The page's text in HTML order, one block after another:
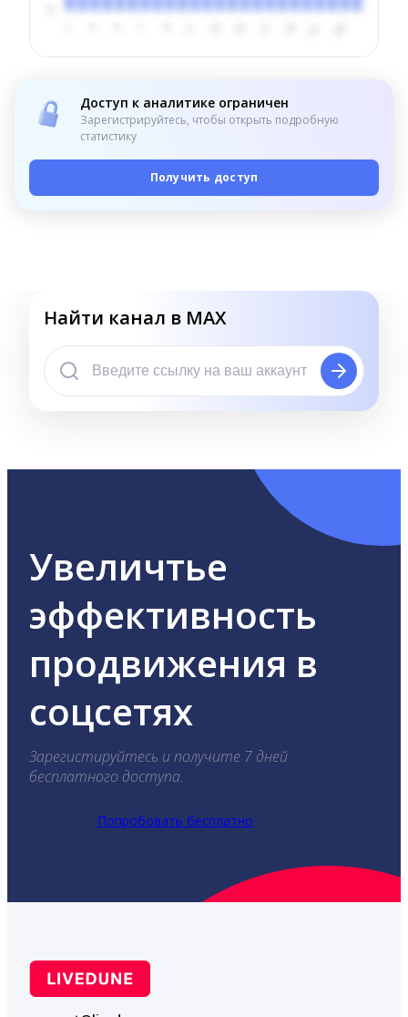
Доступ к аналитике ограничен
Зарегистрируйтесь, чтобы открыть подробную
статистику
Получить доступ
Найти канал в MAX
Увеличтье
эффективность
продвижения в
соцсетях
Зарегистируйтесь и получите 7 дней
бесплатного доступа.
Попробовать бесплатно